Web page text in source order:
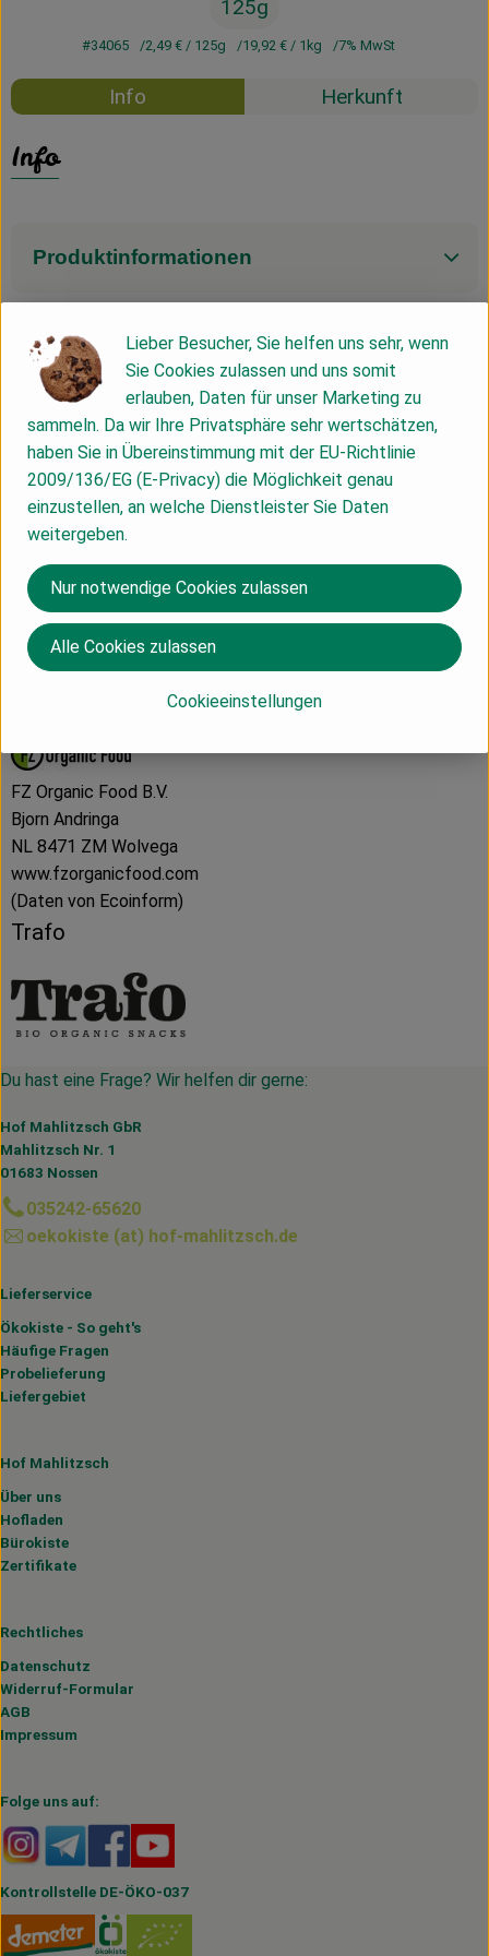
125g
#34065 2,49 €/ 125g 19,92 €/ 1kg 7% MwSt
Info Herkunft
Info
Produktinformationen
Zutaten
Nährwert-Info
Produktdatenblatt
Herkunft
Hersteller: Trafo
FZ Organic Food B.V.
Bjorn Andringa
NL 8471 ZM Wolvega
www.fzorganicfood.com
(Daten von Ecoinform)
Trafo
Du hast eine Frage? Wir helfen dir gerne:
Hof Mahlitzsch GbR
Mahlitzsch Nr. 1
01683 Nossen
035242-65620
oekokiste (at) hof-mahlitzsch.de
Lieferservice
Ökokiste - So geht's
Häufige Fragen
Probelieferung
Liefergebiet
Hof Mahlitzsch
Über uns
Hofladen
Bürokiste
Zertifikate
Rechtliches
Datenschutz
Widerruf-Formular
AGB
Impressum
Folge uns auf:
Externer Link zu https://www.instagram.com/
Externer Link zu https://t.me/s/hofmahlitzsch
Externer Link zu https://www.facebook.com/
Kontrollstelle DE-ÖKO-037
Lieber Besucher, Sie helfen uns sehr, wenn
Sie Cookies zulassen und uns somit
erlauben, Daten für unser Marketing zu
sammeln. Da wir Ihre Privatsphäre sehr wertschätzen,
haben Sie in Übereinstimmung mit der EU-Richtlinie
2009/136/EG (E-Privacy) die Möglichkeit genau
einzustellen, an welche Dienstleister Sie Daten
weitergeben.
Cookieeinstellungen
Nur notwendige Cookies zulassen
Alle Cookies zulassen